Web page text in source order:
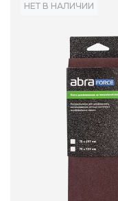
НЕТ В НАЛИЧИИ